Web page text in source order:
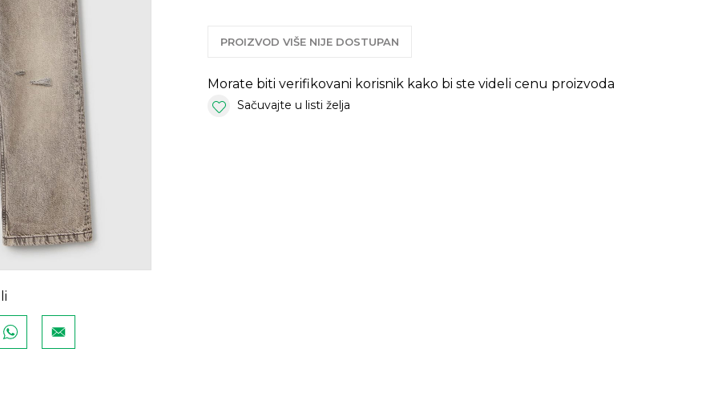
PROIZVOD VIŠE NIJE DOSTUPAN
Morate biti verifikovani korisnik kako bi ste videli cenu proizvoda
Sačuvajte u listi želja